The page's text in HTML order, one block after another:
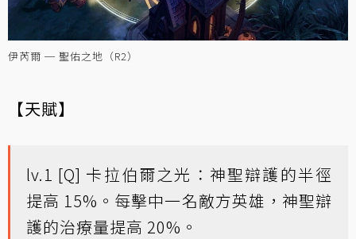
伊芮爾 ─ 聖佑之地（R2）
【天賦】
lv.1 [Q] 卡拉伯爾之光：神聖辯護的半徑
提高 15%。每擊中一名敵方英雄，神聖辯
護的治療量提高 20%。